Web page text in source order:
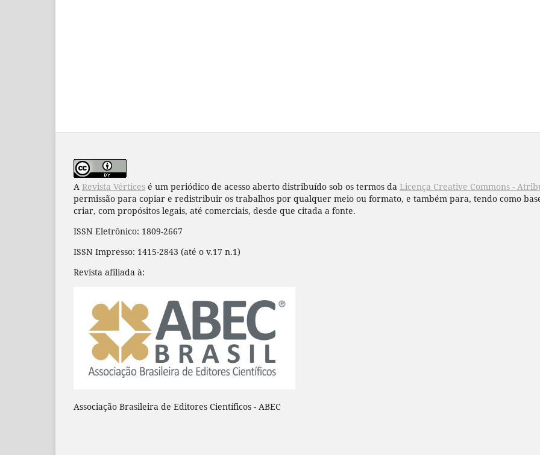
A Revista Vértices é um periódico de acesso aberto distribuído sob os termos da Licença Creative Commons -
permissão para copiar e redistribuir os trabalhos por qualquer meio ou formato, e também para, tendo como
criar, com propósitos legais, até comerciais, desde que citada a fonte.
ISSN Eletrônico: 1809-2667
ISSN Impresso: 1415-2843 (até o v.17 n.1)
Revista afiliada à:
Associação Brasileira de Editores Científicos - ABEC